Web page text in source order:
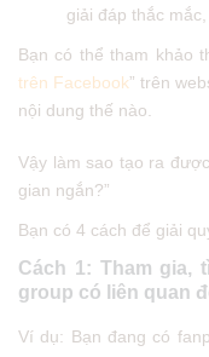
giải đáp thắc
Bạn có thể tham khảo
trên Facebook” trên
nội dung thế nào.
Vậy làm sao tạo ra
gian ngắn?”
Bạn có 4 cách để giải
Cách 1: Tham gia,
group có liên quan
Ví dụ: Bạn đang có